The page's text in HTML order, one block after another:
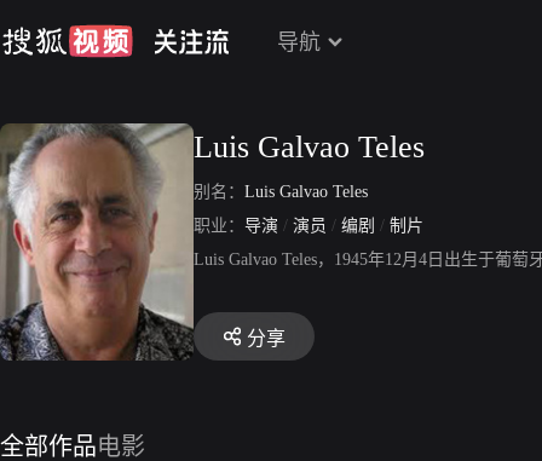
导航
Luis Galvao Teles
别名： Luis Galvao Teles
职业： 导演 / 演员 / 编剧 / 制片
Luis Galvao Teles，1945年12月4日出生于葡
分享
全部作品电影